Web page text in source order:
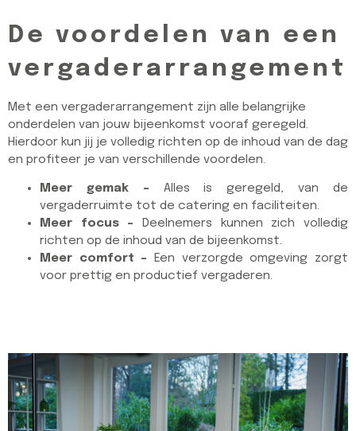
De voordelen van een
vergaderarrangement
Met een vergaderarrangement zijn alle belangrijke
onderdelen van jouw bijeenkomst vooraf geregeld.
Hierdoor kun jij je volledig richten op de inhoud van de dag
en profiteer je van verschillende voordelen.
Meer gemak – Alles is geregeld, van de
vergaderruimte tot de catering en faciliteiten.
Meer focus – Deelnemers kunnen zich volledig
richten op de inhoud van de bijeenkomst.
Meer comfort – Een verzorgde omgeving zorgt
voor prettig en productief vergaderen.